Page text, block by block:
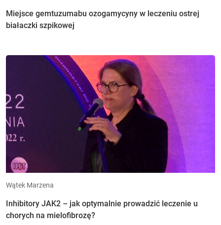
Miejsce gemtuzumabu ozogamycyny w leczeniu ostrej
białaczki szpikowej
Wątek Marzena
Inhibitory JAK2 – jak optymalnie prowadzić leczenie u
chorych na mielofibrozę?